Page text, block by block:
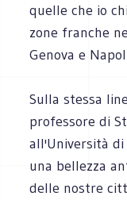
quelle che io
zone franche
Genova e
Sulla stessa
professore di
all'Università di
una bellezza
delle nostre